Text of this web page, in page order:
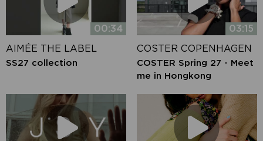
00:34
AIMÉE THE LABEL
SS27 collection
03:15
COSTER COPENHAGEN
COSTER Spring 27 - Meet
me in Hongkong